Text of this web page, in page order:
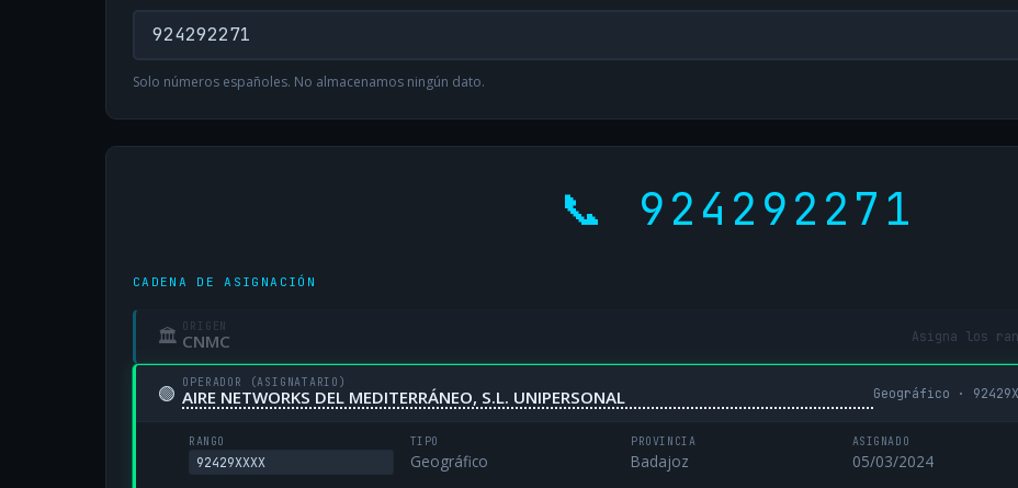
Solo números españoles. No almacenamos ningún dato.
📞 924292271
CADENA DE ASIGNACIÓN
🏛 ORIGEN
CNMC Asigna los
🟢 OPERADOR (ASIGNATARIO)
AIRE NETWORKS DEL MEDITERRÁNEO, S.L. UNIPERSONAL Geográfico ·
RANGO
92429XXXX
TIPO
Geográfico
PROVINCIA
Badajoz
ASIGNADO
05/03/2024